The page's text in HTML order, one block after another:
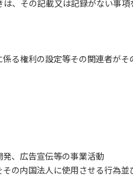
、その記載又は記録がない事
る権利の設定等その関連者がそ
、広告宣伝等の事業活動
の内国法人に使用させる行為